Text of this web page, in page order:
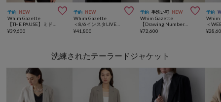
予約 NEW 
Whim Gazette
¥39,600
予約 NEW 
Whim Gazette
¥41,800
予約 手洗い可 NEW 
Whim Gazette
【Drawing Numbers】撥水ナイロンタフタハーフコート
¥72,600
予約
Whim
¥
洗練されたテーラードジャケット